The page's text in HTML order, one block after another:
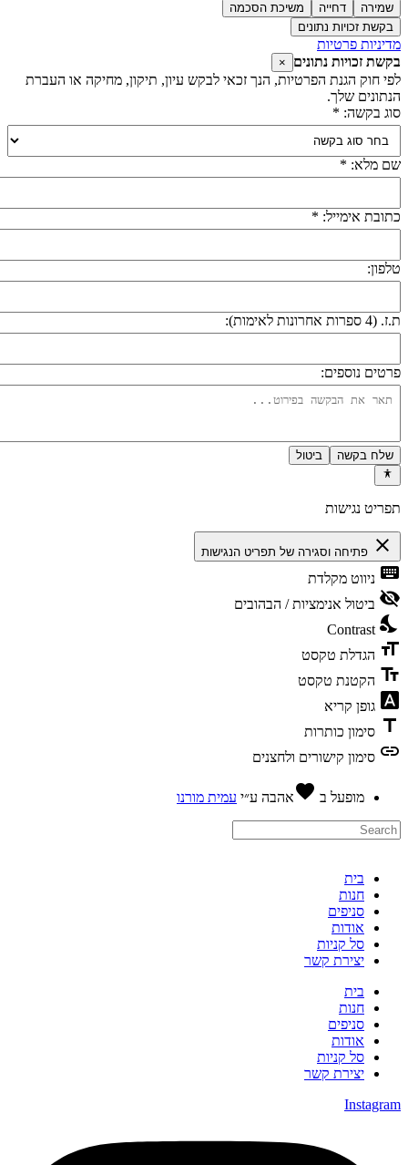
שמירה דחייה
משיכת הסכמה
בקשת זכויות נתונים
פרטיות
זכויות נתונים ×
חוק הגנת הפרטיות, הנך זכאי לבקש עיון, תיקון, מחיקה או העברת
שלך.
בקשה: *
מלא: *
אימייל: *
אחרונות לאימות):
נוספים:
שלח בקשה ביטול
נגישות
close פתיחה וסגירה של תפריט הנגישות
ניווט מקלדת
ביטול אנימציות / הבהובים
Contrast
הגדלת טקסט
הקטנת טקסט
גופן קריא
סימון כותרות
סימון קישורים ולחצנים
מופעל ב favoriteאהבהע״יעמית מורנו
בית
חנות
סניפים
אודות
סל קניות
יצירת קשר
בית
חנות
סניפים
אודות
סל קניות
יצירת קשר